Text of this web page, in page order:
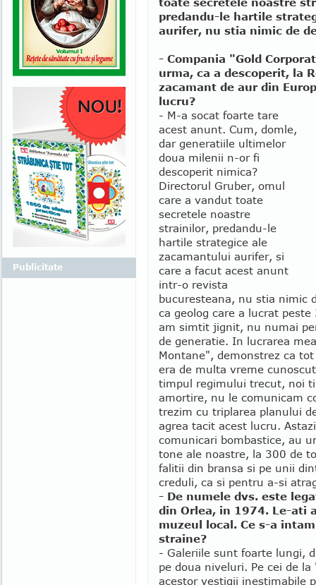
predandu-le hartile
aurifer, nu stia nimic de
- Compania "Gold
urma, ca a descoperit, la
zacamant de aur din
lucru?
- M-a socat foarte tare
acest anunt. Cum, domle,
dar generatiile ultimelor
doua milenii n-or fi
descoperit nimica?
Directorul Gruber, omul
care a vandut toate
secretele noastre
strainilor, predandu-le
hartile strategice ale
zacamantului aurifer, si
care a facut acest anunt
intr-o revista
bucuresteana, nu stia nimic
ca geolog care a lucrat
am simtit jignit, nu numai
de generatie. In lucrarea
Montane", demonstrez ca
era de multa vreme
timpul regimului trecut, noi
amortire, nu le comunicam
trezim cu triplarea planului
agrea tacit acest lucru.
comunicari bombastice, au
tone ale noastre, la 300 de
falitii din bransa si pe unii
creduli, ca si pentru a-si
- De numele dvs. este
din Orlea, in 1974. Le-ati
muzeul local. Ce s-a
straine?
- Galeriile sunt foarte lungi,
pe doua niveluri. Pe cei de
acestor vestigii inestimabile
Publicitate